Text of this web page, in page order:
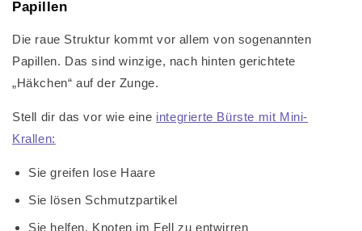
Papillen
Die raue Struktur kommt vor allem von sogenannten
Papillen. Das sind winzige, nach hinten gerichtete
„Häkchen“ auf der Zunge.
Stell dir das vor wie eine integrierte Bürste mit Mini-
Krallen:
Sie greifen lose Haare
Sie lösen Schmutzpartikel
Sie helfen, Knoten im Fell zu entwirren